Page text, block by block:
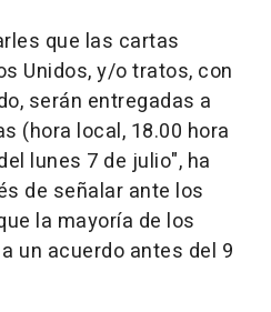
que las cartas
Unidos, y/o tratos, con
serán entregadas a
(hora local, 18.00 hora
lunes 7 de julio", ha
de señalar ante los
la mayoría de los
un acuerdo antes del 9